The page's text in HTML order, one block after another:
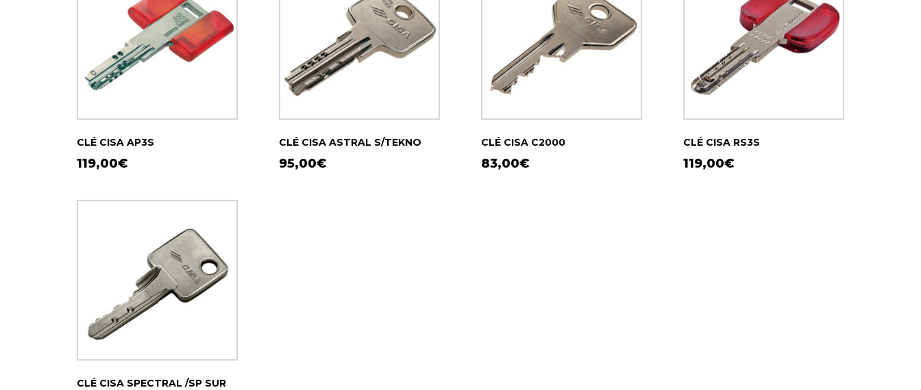
CLÉ CISA AP3S
119,00€
CLÉ CISA ASTRAL S/TEKNO
95,00€
CLÉ CISA C2000
83,00€
CLÉ CISA RS3S
119,00€
CLÉ CISA SPECTRAL /SP SUR